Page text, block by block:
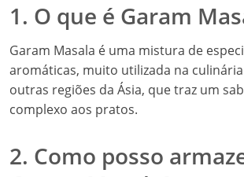
1. O que é Garam
Garam Masala é uma mistura de
aromáticas, muito utilizada na
outras regiões da Ásia, que traz um
complexo aos pratos.
2. Como posso